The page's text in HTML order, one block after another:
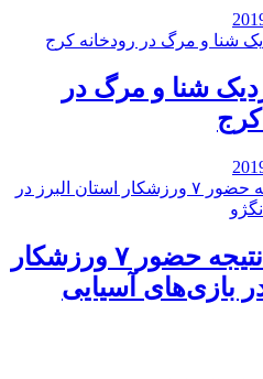
شنا و مرگ در
کرج
۲ مدال برنز نتیجه حضور ۷ ورزشکار
بازی‌های آسیایی